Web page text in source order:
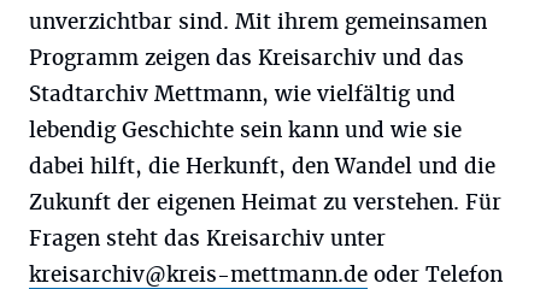
unverzichtbar sind. Mit ihrem gemeinsamen
Programm zeigen das Kreisarchiv und das
Stadtarchiv Mettmann, wie vielfältig und
lebendig Geschichte sein kann und wie sie
dabei hilft, die Herkunft, den Wandel und die
Zukunft der eigenen Heimat zu verstehen. Für
Fragen steht das Kreisarchiv unter
kreisarchiv@kreis-mettmann.de oder Telefon